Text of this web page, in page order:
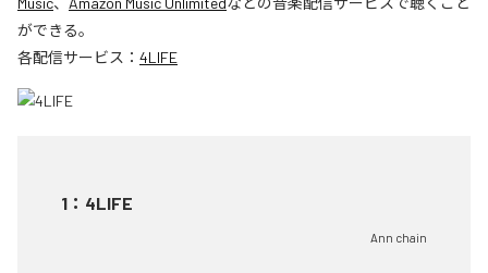
ができる。
各配信サービス： 4LIFE
1 ： 4LIFE
Ann chain